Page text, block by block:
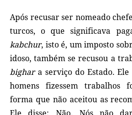
Após recusar ser nomeado
turcos, o que significava
kabchur, isto é, um imposto
idoso, também se recusou a
bighar a serviço do Estado.
homens fizessem trabalhos
forma que não aceitou as
Ele disse: Não. Nós não